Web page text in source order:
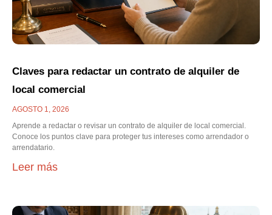
Claves para redactar un contrato de alquiler de
local comercial
AGOSTO 1, 2026
Aprende a redactar o revisar un contrato de alquiler de local comercial.
Conoce los puntos clave para proteger tus intereses como arrendador o
arrendatario.
Leer más